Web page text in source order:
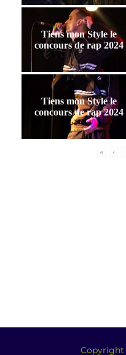
Tiens mon Style le
concours de rap 2024
Tiens mon Style le
concours de rap 2024
« ‹
Copyright